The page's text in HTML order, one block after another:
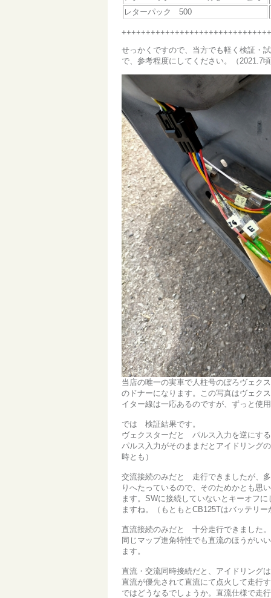
レターパック 500
せっかくですので、当方でも軽く検証・
で、参考程度にしてください。（2021.7
当店の唯一の実車で人柱号のぼろヴェク
のドナーになります。この写真はヴェク
イター線は一応あるのですが、ずっと使
では 検証結果です。
ヴェクスターだと パルス入力を逆にす
パルス入力がそのままだとアイドリン
時とも）
交流接続のみだと 走行できましたが、
りへたっているので、そのためかとも思
ます。SWに接続していないとキーオフ
ますね。（もともとCB125Tはバッテリ
直流接続のみだと 十分走行できました
同じマップ進角特性でも直流のほうがい
ます。
直流・交流同時接続だと、アイドリング
直流が優先されて直流にて点火して走行
ではどうなるでしょうか。直流仕様で走